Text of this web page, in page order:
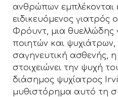
ανθρώπων εμπλέκονται
ειδικευόμενος γιατρός
Φρόυντ, μια θυελλώδης
ποιητών και
σαγηνευτική ασθενής,
στοιχειώνει την ψυχή
διάσημος ψυχίατρος
μυθιστόρημα αυτό τη